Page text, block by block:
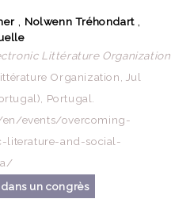
, Nolwenn Tréhondart,
Littérature Organization
Organization, Jul
Portugal.
events/overcoming-
literature-and-social-
un congrès